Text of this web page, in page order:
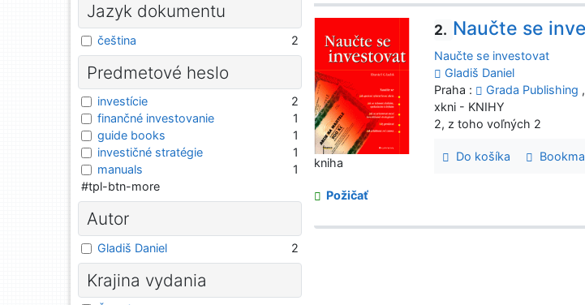
2. Naučte se
Naučte se investovat
Gladiš Daniel
Praha :
Grada Publishing
xkni - KNIHY
2, z toho voľných 2
Do košíka
kniha
Požičať
Jazyk dokumentu
čeština 2
Predmetové heslo
investície
2
finančné investovanie
1
guide books
1
investičné stratégie
1
manuals
1
#tpl-btn-more
Autor
Gladiš Daniel 2
Krajina vydania